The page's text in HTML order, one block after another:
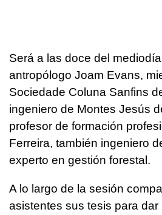
Será a las doce del
antropólogo Joam Evans,
Sociedade Coluna Sanfins
ingeniero de Montes Jesús
profesor de formación
Ferreira, también ingeniero
experto en gestión forestal.
A lo largo de la sesión
asistentes sus tesis para dar